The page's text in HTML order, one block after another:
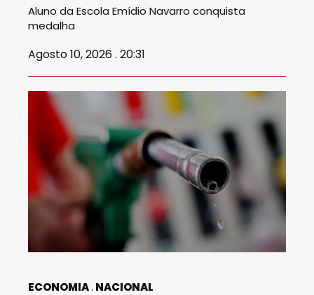
Aluno da Escola Emídio Navarro conquista
medalha
Agosto 10, 2026 . 20:31
ECONOMIA NACIONAL